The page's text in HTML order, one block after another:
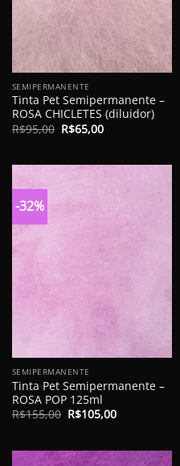
SEMIPERMANENTE
Tinta Pet Semipermanente –
ROSA CHICLETES (diluidor)
R$95,00 O
preço
R$95,00.
R$65,00O
preço
R$65,00.
-32%
SEMIPERMANENTE
Tinta Pet Semipermanente –
ROSA POP 125ml
R$155,00 O
preço
R$155,00.
R$105,00O
preço
R$105,00.